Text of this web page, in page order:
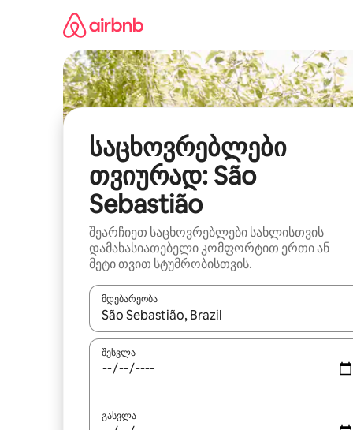
საცხოვრებლები
თვიურად: São
Sebastião
შეარჩიეთ საცხოვრებლები სახლისთვის
დამახასიათებელი კომფორტით ერთი ან
მეტი თვით სტუმრობისთვის.
მდებარეობა
როცა შედეგები ხელმისაწვდომი გახდება,
შესვლა
გასვლა